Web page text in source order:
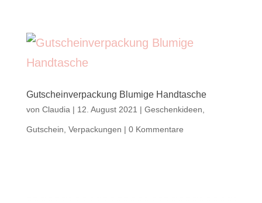
Gutscheinverpackung Blumige Handtasche
von Claudia | 12. August 2021 | Geschenkideen
Gutschein Verpackungen | 0 Kommentare